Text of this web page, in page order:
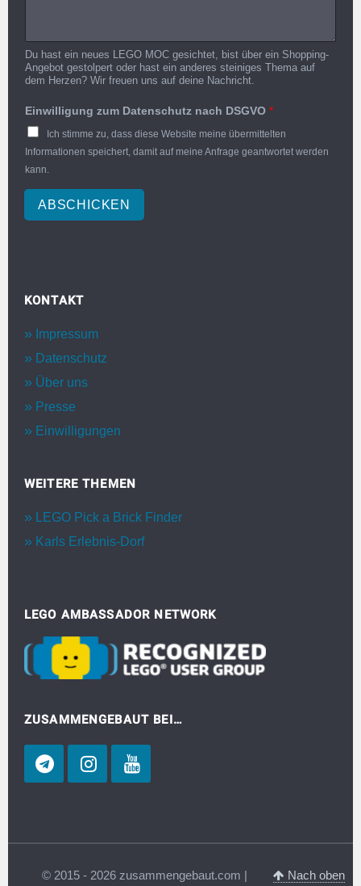
Du hast ein neues LEGO MOC gesichtet, bist über ein Shopping-
Angebot gestolpert oder hast ein anderes steiniges Thema auf
dem Herzen? Wir freuen uns auf deine Nachricht.
Einwilligung zum Datenschutz nach DSGVO *
Ich stimme zu, dass diese Website meine übermittelten
Informationen speichert, damit auf meine Anfrage geantwortet werden
kann.
ABSCHICKEN
KONTAKT
Impressum
Datenschutz
Über uns
Presse
Einwilligungen
WEITERE THEMEN
LEGO Pick a Brick Finder
Karls Erlebnis-Dorf
LEGO AMBASSADOR NETWORK
ZUSAMMENGEBAUT BEI…
© 2015 - 2026 zusammengebaut.com | Nach oben